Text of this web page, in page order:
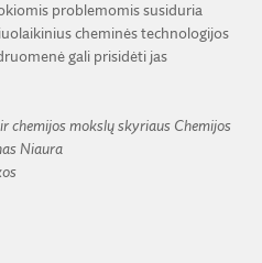
problemomis susiduria
cheminės technologijos
gali prisidėti jas
chemijos mokslų skyriaus Chemijos
Niaura